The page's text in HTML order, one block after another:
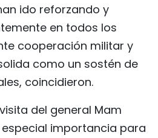
ido reforzando y
en todos los
cooperación militar y
como un sostén de
coincidieron.
del general Mam
importancia para